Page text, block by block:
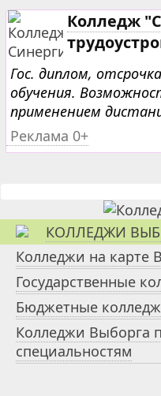
Колледж
Гос. диплом,
обучения.
применением
Реклама 0+
КОЛЛЕДЖИ
Колледжи на карте
Государственные
Бюджетные
Колледжи Выборга
специальностям